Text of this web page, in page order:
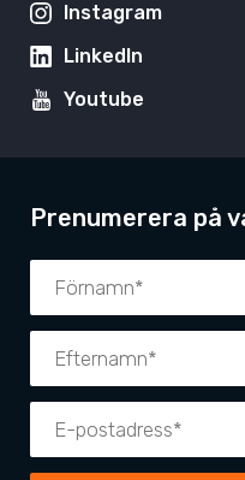
Instagram
LinkedIn
Youtube
Prenumerera på